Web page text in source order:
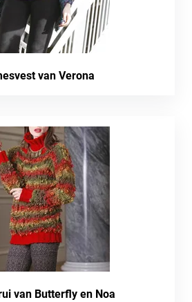
van Verona
van Butterfly en Noa